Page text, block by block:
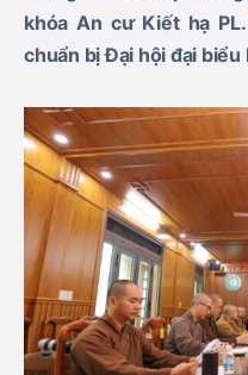
khóa An cư Kiết hạ
chuẩn bị Đại hội đại biểu